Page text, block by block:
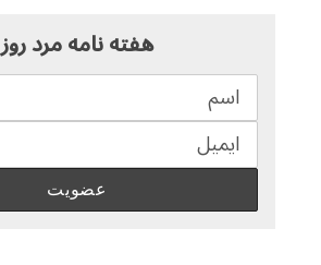
هفته نامه مرد روز